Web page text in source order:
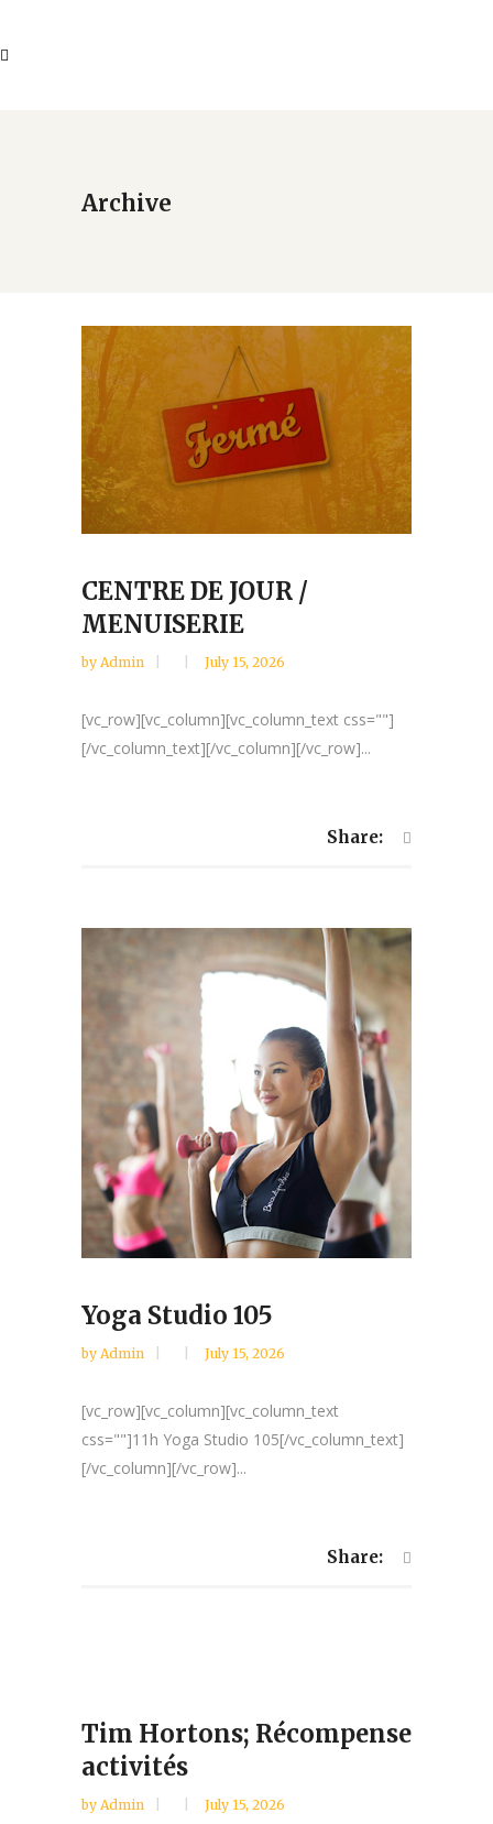
Archive
CENTRE DE JOUR /
MENUISERIE
by Admin July 15, 2026
[vc_row][vc_column][vc_column_text css=""]
[/vc_column_text][/vc_column][/vc_row]...
Share:
Yoga Studio 105
by Admin July 15, 2026
[vc_row][vc_column][vc_column_text
css=""]11h Yoga Studio 105[/vc_column_text]
[/vc_column][/vc_row]...
Share:
Tim Hortons; Récompense
activités
by Admin July 15, 2026